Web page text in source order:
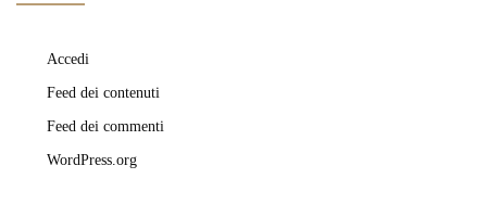
Accedi
Feed dei contenuti
Feed dei commenti
WordPress.org